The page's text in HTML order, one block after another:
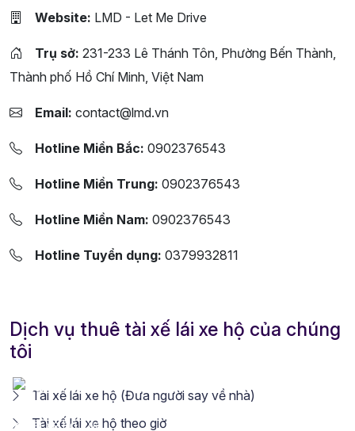
Website: LMD - Let Me Drive
Trụ sở: 231-233 Lê Thánh Tôn, Phường Bến Thành,
Thành phố Hồ Chí Minh, Việt Nam
Email: contact@lmd.vn
Hotline Miền Bắc: 0902376543
Hotline Miền Trung: 0902376543
Hotline Miền Nam: 0902376543
Hotline Tuyển dụng: 0379932811
Dịch vụ thuê tài xế lái xe hộ của chúng
tôi
Tài xế lái xe hộ (Đưa người say về nhà)
Tài xế lái xe hộ theo giờ